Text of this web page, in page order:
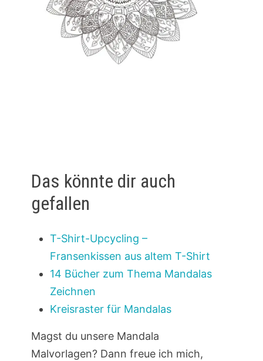
Das könnte dir auch
gefallen
T-Shirt-Upcycling –
Fransenkissen aus altem T-Shirt
14 Bücher zum Thema Mandalas
Zeichnen
Kreisraster für Mandalas
Magst du unsere Mandala
Malvorlagen? Dann freue ich mich,